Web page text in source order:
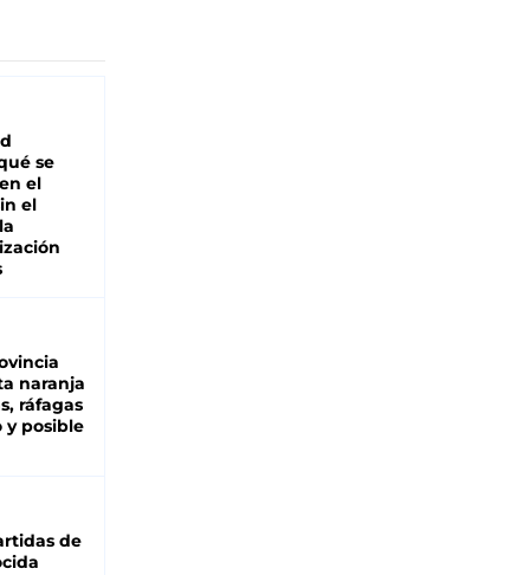
se
el
el
naranja
ráfagas
y posible
de